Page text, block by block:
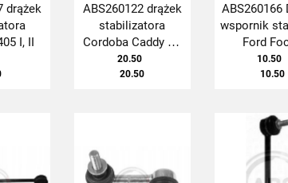
drążek
I, II
ABS260122 drążek
stabilizatora
Cordoba Caddy PL
PP
20.50
20.50
ABS260166
wspornik
Ford
10.50
10.50